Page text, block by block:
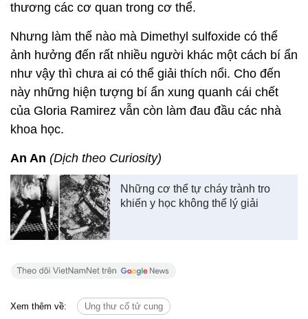
thương các cơ quan trong cơ thể.
Nhưng làm thế nào mà Dimethyl sulfoxide có thể
ảnh hưởng đến rất nhiều người khác một cách bí ẩn
như vậy thì chưa ai có thể giải thích nổi. Cho đến
này những hiện tượng bí ẩn xung quanh cái chết
của Gloria Ramirez vẫn còn làm đau đầu các nhà
khoa học.
An An (Dịch theo Curiosity)
Những cơ thể tự cháy trành tro
khiến y học không thể lý giải
Xem thêm về: Ung thư cổ tử cung